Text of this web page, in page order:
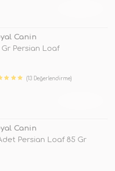
Canin
Gr Persian Loaf
(13 Değerlendirme)
Canin
Persian Loaf 85 Gr